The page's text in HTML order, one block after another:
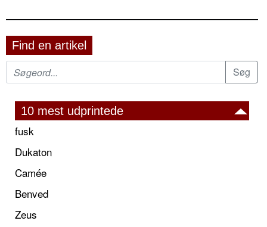
Find en artikel
10 mest udprintede
fusk
Dukaton
Camée
Benved
Zeus